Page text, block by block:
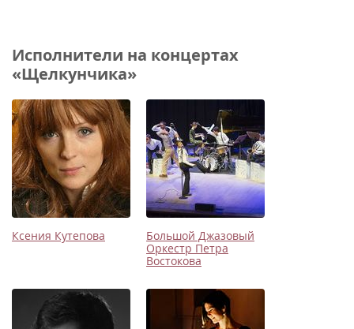
Исполнители на концертах
«Щелкунчика»
Ксения Кутепова
Большой Джазовый
Оркестр Петра
Востокова